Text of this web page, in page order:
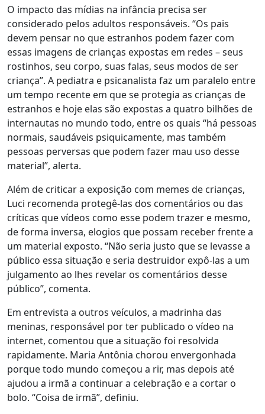
O impacto das mídias na infância precisa ser
considerado pelos adultos responsáveis. “Os pais
devem pensar no que estranhos podem fazer com
essas imagens de crianças expostas em redes – seus
rostinhos, seu corpo, suas falas, seus modos de ser
criança”. A pediatra e psicanalista faz um paralelo entre
um tempo recente em que se protegia as crianças de
estranhos e hoje elas são expostas a quatro bilhões de
internautas no mundo todo, entre os quais “há pessoas
normais, saudáveis psiquicamente, mas também
pessoas perversas que podem fazer mau uso desse
material”, alerta.
Além de criticar a exposição com memes de crianças,
Luci recomenda protegê-las dos comentários ou das
críticas que vídeos como esse podem trazer e mesmo,
de forma inversa, elogios que possam receber frente a
um material exposto. “Não seria justo que se levasse a
público essa situação e seria destruidor expô-las a um
julgamento ao lhes revelar os comentários desse
público”, comenta.
Em entrevista a outros veículos, a madrinha das
meninas, responsável por ter publicado o vídeo na
internet, comentou que a situação foi resolvida
rapidamente. Maria Antônia chorou envergonhada
porque todo mundo começou a rir, mas depois até
ajudou a irmã a continuar a celebração e a cortar o
bolo. “Coisa de irmã”, definiu.